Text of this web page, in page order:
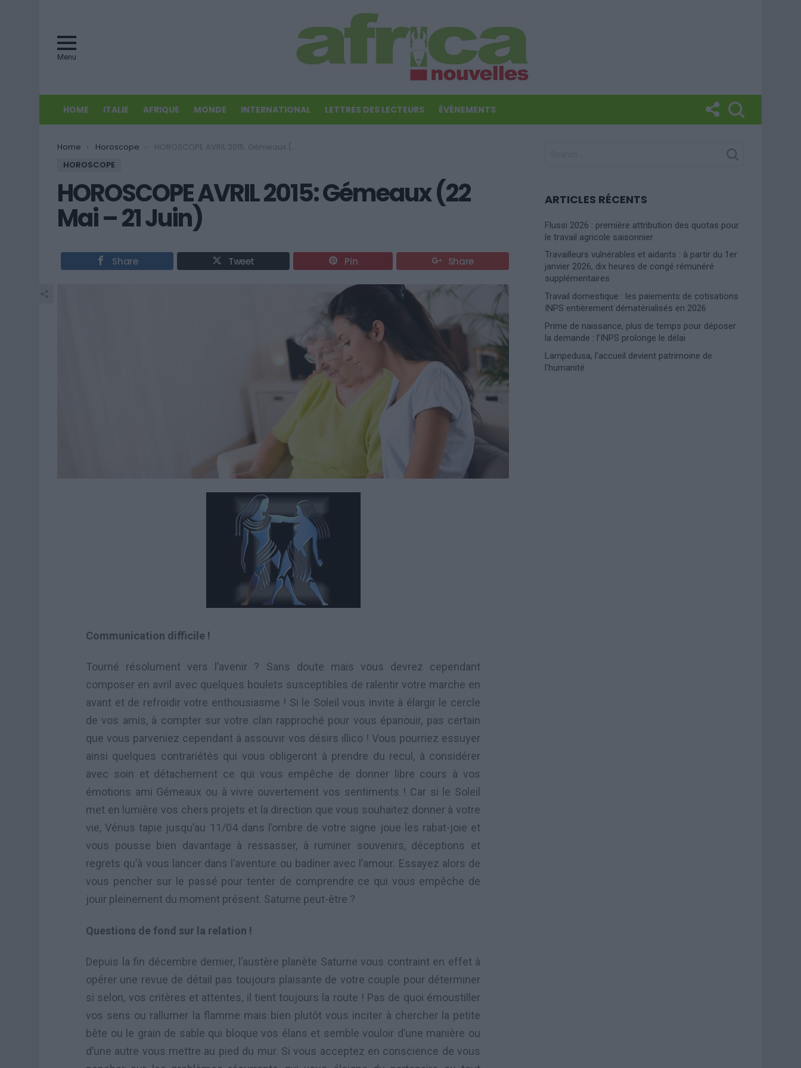
Menu
HOME ITALIE AFRIQUE MONDE INTERNATIONAL LETTRES DES LECTEURS ÉVÉNEMENTS
You are here:
Home Horoscope
HOROSCOPE AVRIL 2015: Gémeaux (22 Mai – 21 Juin)
HOROSCOPE
HOROSCOPE AVRIL 2015: Gémeaux (22
Mai – 21 Juin)
Share Tweet Pin Share
Communication difficile !
Tourné résolument vers l’avenir ? Sans doute mais vous devrez cependant
composer en avril avec quelques boulets susceptibles de ralentir votre marche en
avant et de refroidir votre enthousiasme ! Si le Soleil vous invite à élargir le cercle
de vos amis, à compter sur votre clan rapproché pour vous épanouir, pas certain
que vous parveniez cependant à assouvir vos désirs illico ! Vous pourriez essuyer
ainsi quelques contrariétés qui vous obligeront à prendre du recul, à considérer
avec soin et détachement ce qui vous empêche de donner libre cours à vos
émotions ami Gémeaux ou à vivre ouvertement vos sentiments ! Car si le Soleil
met en lumière vos chers projets et la direction que vous souhaitez donner à votre
vie, Vénus tapie jusqu’au 11/04 dans l’ombre de votre signe joue les rabat-joie et
vous pousse bien davantage à ressasser, à ruminer souvenirs, déceptions et
regrets qu’à vous lancer dans l’aventure ou badiner avec l’amour. Essayez alors de
vous pencher sur le passé pour tenter de comprendre ce qui vous empêche de
jouir pleinement du moment présent. Saturne peut-être ?
Questions de fond sur la relation !
Depuis la fin décembre dernier, l’austère planète Saturne vous contraint en effet à
opérer une revue de détail pas toujours plaisante de votre couple pour déterminer
si selon, vos critères et attentes, il tient toujours la route ! Pas de quoi émoustiller
vos sens ou rallumer la flamme mais bien plutôt vous inciter à chercher la petite
bête ou le grain de sable qui bloque vos élans et semble vouloir d’une manière ou
d’une autre vous mettre au pied du mur. Si vous acceptez en conscience de vous
ARTICLES RÉCENTS
Flussi 2026 : première attribution des quotas pour
le travail agricole saisonnier
Travailleurs vulnérables et aidants : à partir du 1er
janvier 2026, dix heures de congé rémunéré
supplémentaires
Travail domestique : les paiements de cotisations
INPS entièrement dématérialisés en 2026
Prime de naissance, plus de temps pour déposer
la demande : l’INPS prolonge le délai
Lampedusa, l’accueil devient patrimoine de
l’humanité